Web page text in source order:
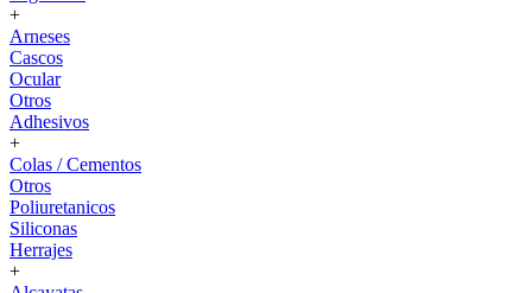
+
Arneses
Cascos
Ocular
Otros
Adhesivos
+
Colas / Cementos
Otros
Poliuretanicos
Siliconas
Herrajes
+